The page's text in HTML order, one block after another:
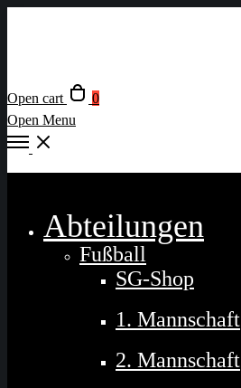
Open cart
0
Open Menu
Abteilungen
Fußball
SG-Shop
1. Mannschaft
2. Mannschaft